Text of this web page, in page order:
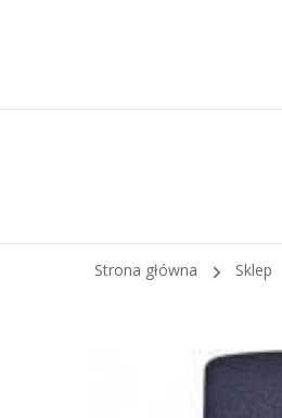
Strona główna Sklep